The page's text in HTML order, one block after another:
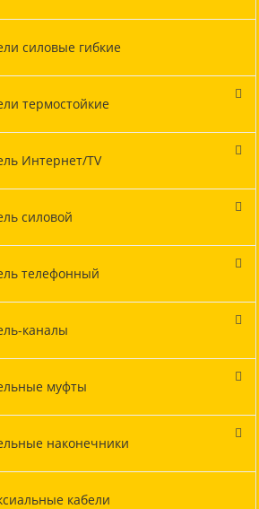
силовые гибкие
термостойкие
Интернет/TV
силовой
телефонный
каналы
муфты
наконечники
кабели